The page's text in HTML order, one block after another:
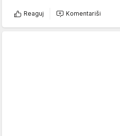
Reaguj Komentariši